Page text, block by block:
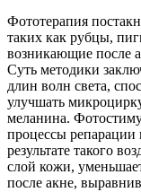
Фототерапия
таких как рубцы,
возникающие после
Суть методики
длин волн света,
улучшать
меланина.
процессы репарации
результате такого
слой кожи,
после акне,